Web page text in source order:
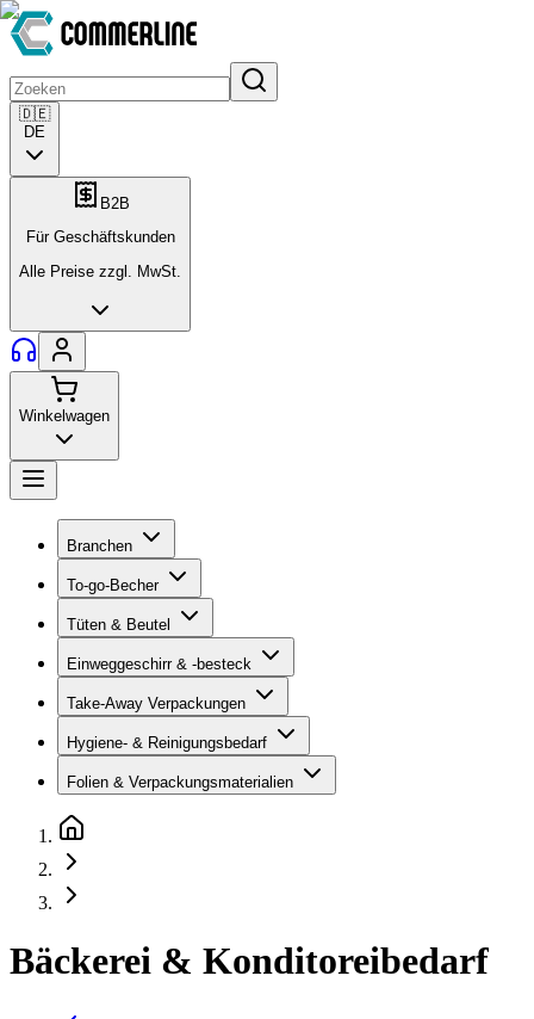
🇩🇪
DE
B2B
Für Geschäftskunden
Alle Preise zzgl. MwSt.
Winkelwagen
Branchen
To-go-Becher
Tüten & Beutel
Einweggeschirr & -besteck
Take-Away Verpackungen
Hygiene- & Reinigungsbedarf
Folien & Verpackungsmaterialien
Bäckerei & Konditoreibedarf